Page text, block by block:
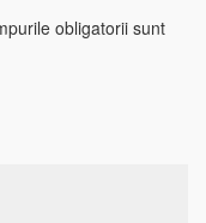
obligatorii sunt